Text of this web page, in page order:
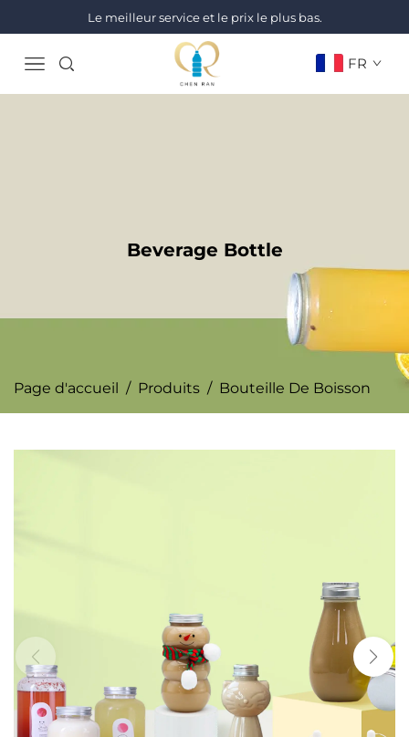
Le meilleur service et le prix le plus bas.
FR
Page d'accueil / Produits / Bouteille De Boisson
Beverage Bottle